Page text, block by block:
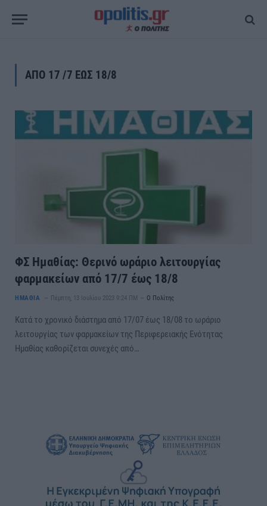
ΑΠΟ 17 /7 ΕΩΣ 18/8
ΦΣ Ημαθίας: Θερινό ωράριο λειτουργίας
φαρμακείων από 17/7 έως 18/8
ΗΜΑΘΙΑ Πέμπτη, 13 Ιουλίου 2023 9:24 ΠΜ Ο Πολίτης
Κατά το χρονικό διάστημα από 17/07 έως 18/08 το ωράριο
λειτουργίας των φαρμακείων της Περιφερειακής Ενότητας
Ημαθίας καθορίζεται συνεχές από…